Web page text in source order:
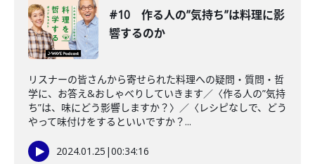
#10 作る人の”気持ち”は料理に影
響するのか
リスナーの皆さんから寄せられた料理への疑問・質問・哲
学に、お答え&おしゃべりしていきます／〈作る人の”気持
ち”は、味にどう影響しますか？〉／〈レシピなしで、どう
やって味付けをするといいですか？...
2024.01.25 |00:34:16